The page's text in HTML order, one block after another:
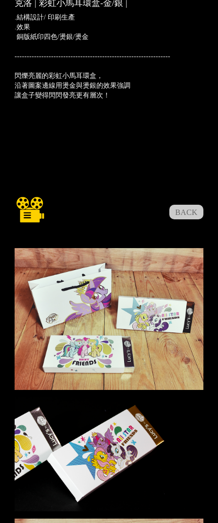
克洛 | 彩虹小馬耳環盒-金/銀 |
.結構設計/ 印刷生產
.效果
銅版紙印四色/燙銀/燙金
----------------------------------------------------------------
閃爍亮麗的彩虹小馬耳環盒，
沿著圖案邊線用燙金與燙銀的效果強調
讓盒子變得閃閃發亮更有層次！
BACK